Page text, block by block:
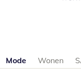
Productcategorieën
Mode Wonen